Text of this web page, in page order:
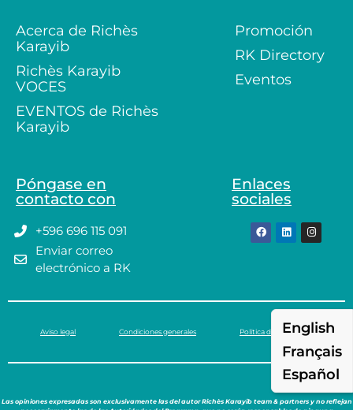
Acerca de Richès
Karayib
Richès Karayib
VOCES
EVENTOS de Richès
Karayib
Promoción
RK Directory
Eventos
Póngase en
contacto con
+596 696 115 091
Enviar correo
electrónico a RK
Enlaces
sociales
Aviso legal Condiciones generales Política de privacidad
Las opiniones expresadas son exclusivamente las del autor Richès Karayib team & partners y no reflejan
English
Français
Español